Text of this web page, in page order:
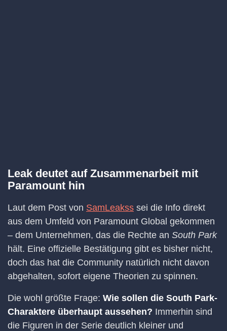
Leak deutet auf Zusammenarbeit mit
Paramount hin
Laut dem Post von SamLeakss sei die Info direkt
aus dem Umfeld von Paramount Global gekommen
– dem Unternehmen, das die Rechte an South Park
hält. Eine offizielle Bestätigung gibt es bisher nicht,
doch das hat die Community natürlich nicht davon
abgehalten, sofort eigene Theorien zu spinnen.
Die wohl größte Frage: Wie sollen die South Park-
Charaktere überhaupt aussehen? Immerhin sind
die Figuren in der Serie deutlich kleiner und